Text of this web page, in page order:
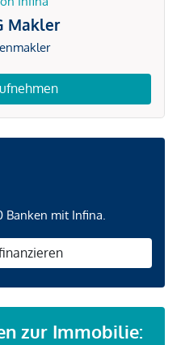
Makler
Banken mit Infina.
zur Immobilie: